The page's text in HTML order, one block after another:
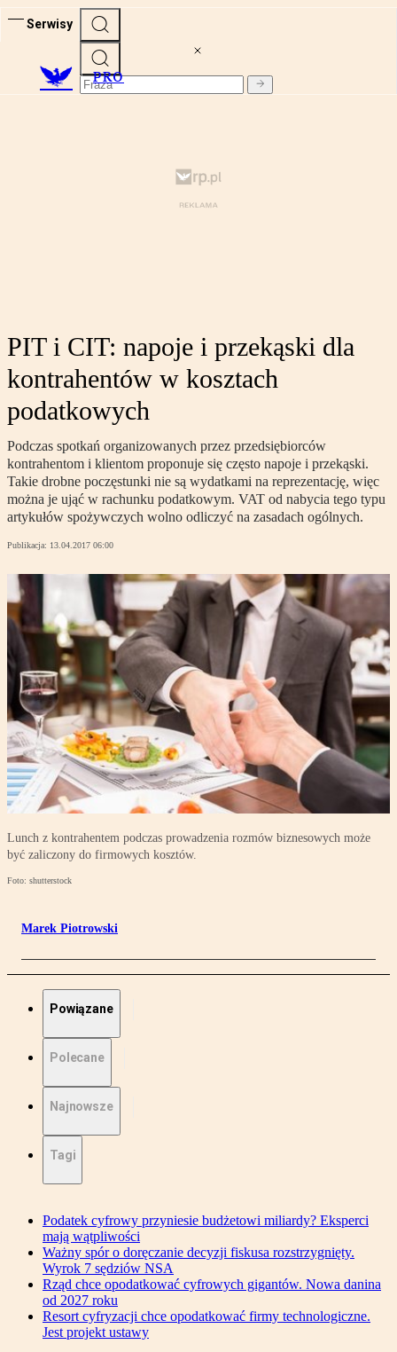
Serwisy
PRO
PIT i CIT: napoje i przekąski dla
kontrahentów w kosztach
podatkowych
Podczas spotkań organizowanych przez przedsiębiorców
kontrahentom i klientom proponuje się często napoje i przekąski.
Takie drobne poczęstunki nie są wydatkami na reprezentację, więc
można je ująć w rachunku podatkowym. VAT od nabycia tego typu
artykułów spożywczych wolno odliczyć na zasadach ogólnych.
Publikacja: 13.04.2017 06:00
Lunch z kontrahentem podczas prowadzenia rozmów biznesowych może
być zaliczony do firmowych kosztów.
Foto: shutterstock
Marek Piotrowski
Powiązane
Polecane
Najnowsze
Tagi
Podatek cyfrowy przyniesie budżetowi miliardy? Eksperci
mają wątpliwości
Ważny spór o doręczanie decyzji fiskusa rozstrzygnięty.
Wyrok 7 sędziów NSA
Rząd chce opodatkować cyfrowych gigantów. Nowa danina
od 2027 roku
Resort cyfryzacji chce opodatkować firmy technologiczne.
Jest projekt ustawy